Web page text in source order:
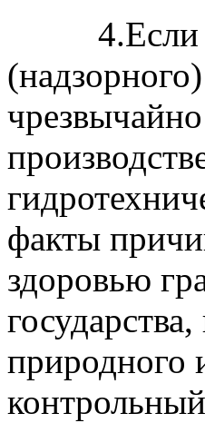
4.Если
факты
здоровью
природного